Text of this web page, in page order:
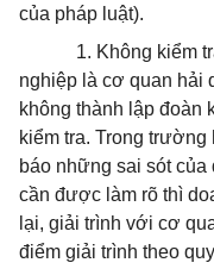
của pháp luật).
1. Không kiểm
nghiệp là cơ quan hải
không thành lập đoàn
kiểm tra. Trong
báo những sai sót
cần được làm rõ thì
lại, giải trình với cơ
điểm giải trình theo